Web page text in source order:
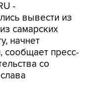
-
вывести из
самарских
начнет
сообщает пресс-
со